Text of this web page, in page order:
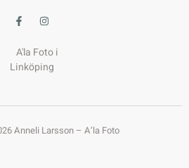
Anneli Larsson – A’la Foto